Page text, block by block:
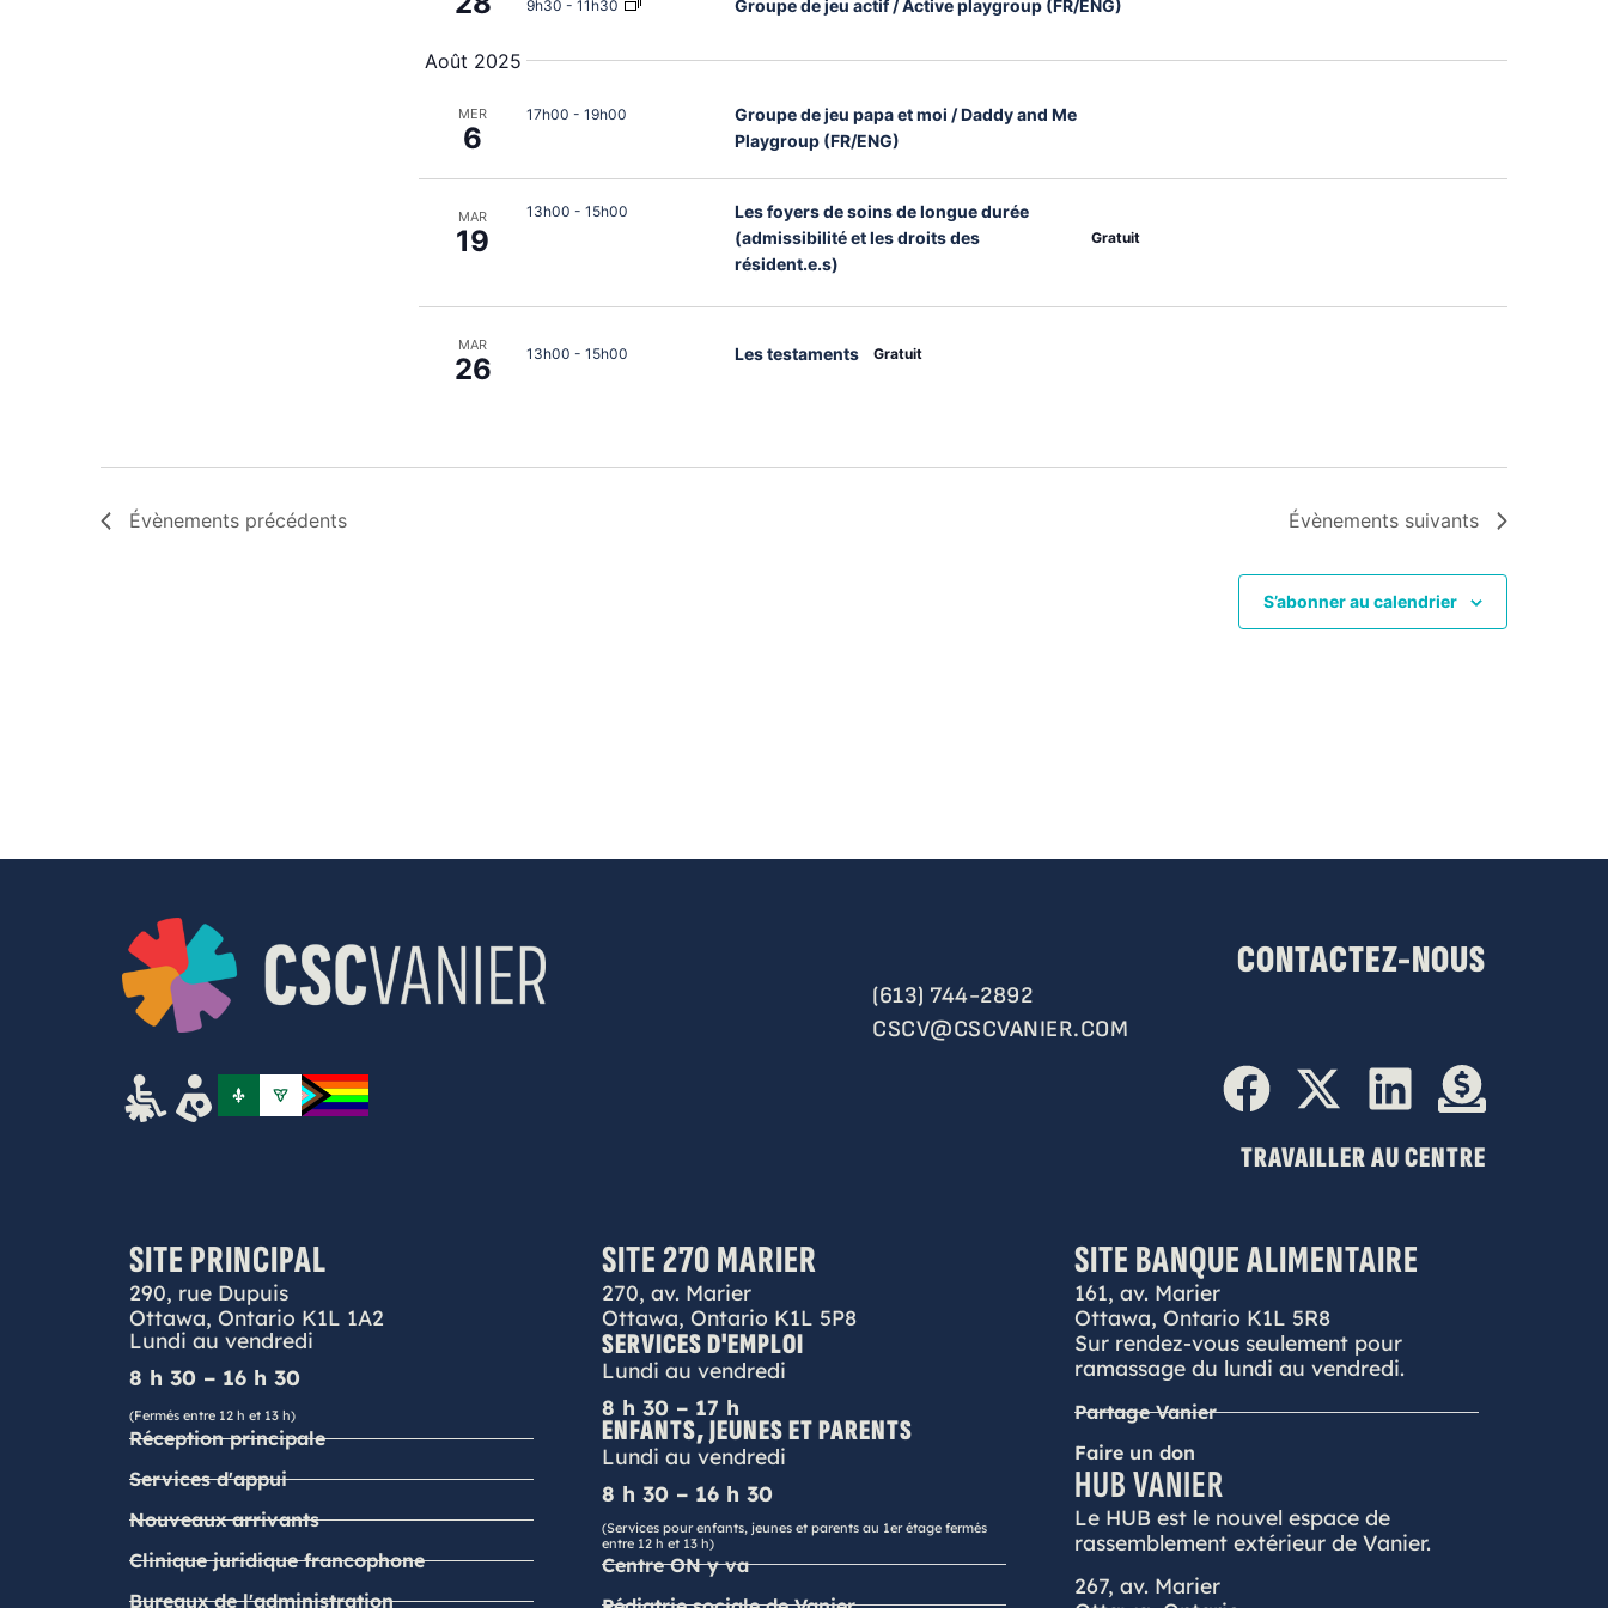
9h30 - 11h30 Groupe de jeu actif / Active playgroup (FR/ENG)
Août 2025
MER
6
17h00 - 19h00
Groupe de jeu papa et moi / Daddy and Me
Playgroup (FR/ENG)
MAR
19
13h00 - 15h00
Les foyers de soins de longue durée
(admissibilité et les droits des
résident.e.s)
Gratuit
MAR
26 13h00 - 15h00 Les testaments Gratuit
Évènements précédents Évènements suivants
S’abonner au calendrier
CONTACTEZ-NOUS
(613) 744-2892
CSCV@CSCVANIER.COM
TRAVAILLER AU CENTRE
SITE PRINCIPAL
290, rue Dupuis
Ottawa, Ontario K1L 1A2
Lundi au vendredi
8 h 30 – 16 h 30
(Fermés entre 12 h et 13 h)
Réception principale
Services d'appui
Nouveaux arrivants
Clinique juridique francophone
Bureaux de l'administration
SITE 270 MARIER
270, av. Marier
Ottawa, Ontario K1L 5P8
SERVICES D'EMPLOI
Lundi au vendredi
8 h 30 – 17 h
ENFANTS, JEUNES ET PARENTS
Lundi au vendredi
8 h 30 – 16 h 30
(Services pour enfants, jeunes et parents au 1er étage fermés
entre 12 h et 13 h)
Centre ON y va
SITE BANQUE ALIMENTAIRE
161, av. Marier
Ottawa, Ontario K1L 5R8
Sur rendez-vous seulement pour
ramassage du lundi au vendredi.
Partage Vanier
Faire un don
HUB VANIER
Le HUB est le nouvel espace de
rassemblement extérieur de Vanier.
267, av. Marier